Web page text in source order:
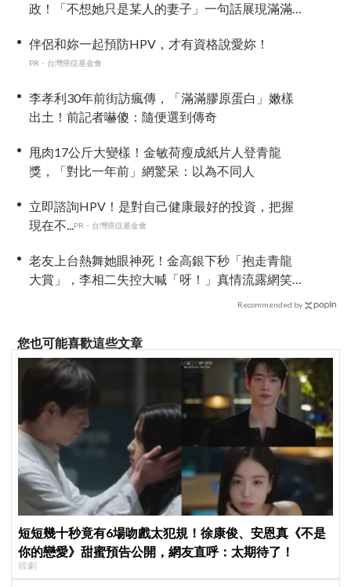
政！「不想她只是某人的妻子」一句話展現滿滿
伴侶和妳一起預防HPV，才有資格說愛妳！
PR・台灣癌症基金會
李孝利30年前街訪瘋傳，「滿滿膠原蛋白」嫩樣
出土！前記者嚇傻：隨便選到傳奇
甩肉17公斤大變樣！金敏荷瘦成紙片人登青龍
獎，「對比一年前」網驚呆：以為不同人
立即諮詢HPV！是對自己健康最好的投資，把握
現在不...PR・台灣癌症基金會
老友上台熱舞她眼神死！金高銀下秒「抱走青龍
大賞」，李相二失控大喊「呀！」真情流露網笑
Recommended by
您也可能喜歡這些文章
短短幾十秒竟有6場吻戲太犯規！徐康俊、安恩真《不是
你的戀愛》甜蜜預告公開，網友直呼：太期待了！
韓劇